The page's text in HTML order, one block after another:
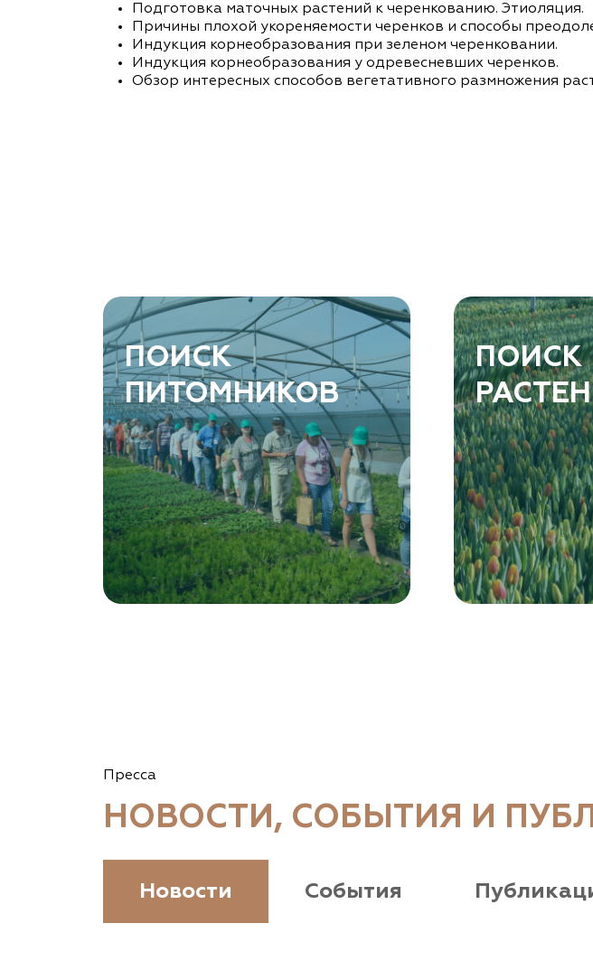
Подготовка маточных растений к черенкованию. Этиоляция.
Причины плохой укореняемости черенков и способы
Индукция корнеобразования при зеленом черенковании.
Индукция корнеобразования у одревесневших черенков.
Обзор интересных способов вегетативного размножения
ПОИСК
ПИТОМНИКОВ
ПОИСК
Пресса
НОВОСТИ, СОБЫТИЯ И
Новости События